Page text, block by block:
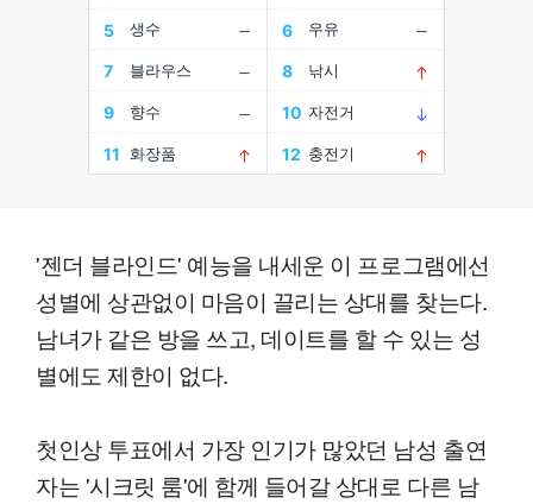
'젠더 블라인드' 예능을 내세운 이 프로그램에선
성별에 상관없이 마음이 끌리는 상대를 찾는다.
남녀가 같은 방을 쓰고, 데이트를 할 수 있는 성
별에도 제한이 없다.
첫인상 투표에서 가장 인기가 많았던 남성 출연
자는 '시크릿 룸'에 함께 들어갈 상대로 다른 남